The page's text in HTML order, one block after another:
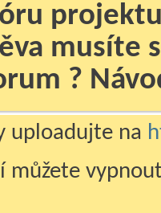
projektu
musíte
?
uploadujte na
můžete